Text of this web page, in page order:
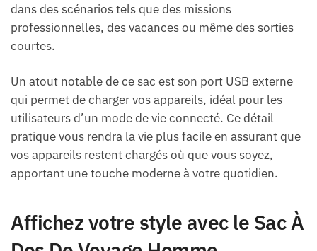
dans des scénarios tels que des missions
professionnelles, des vacances ou même des sorties
courtes.
Un atout notable de ce sac est son port USB externe
qui permet de charger vos appareils, idéal pour les
utilisateurs d’un mode de vie connecté. Ce détail
pratique vous rendra la vie plus facile en assurant que
vos appareils restent chargés où que vous soyez,
apportant une touche moderne à votre quotidien.
Affichez votre style avec le Sac À